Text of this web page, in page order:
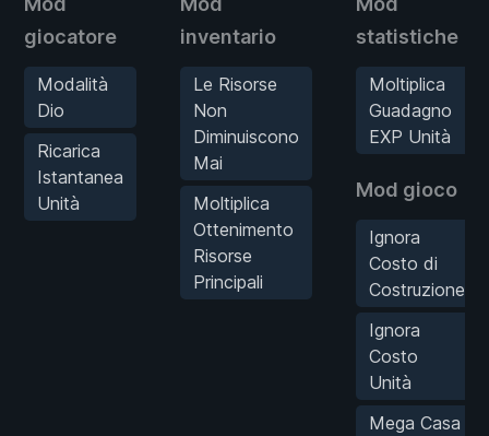
giocatore
Modalità
Dio
Ricarica
Istantanea
Unità
inventario
Le Risorse
Non
Diminuiscono
Mai
Moltiplica
Ottenimento
Risorse
Principali
statistiche
Moltiplica
Guadagno
EXP Unità
Mod gioco
Ignora
Costo di
Costruzione
Ignora
Costo
Unità
Mega Casa